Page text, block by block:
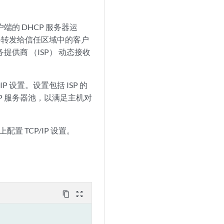
的 DHCP 服务器运
发给信任区域中的客户
供商 （ISP） 动态接收
设置。设置包括 ISP 的
服务器池，以满足主机对
置 TCP/IP 设置。
content_copy zoom_out_map